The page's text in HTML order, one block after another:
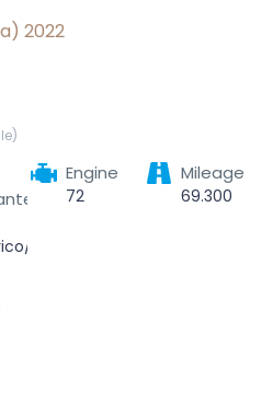
2022
benzina)
Engine
72
Mileage
69.300